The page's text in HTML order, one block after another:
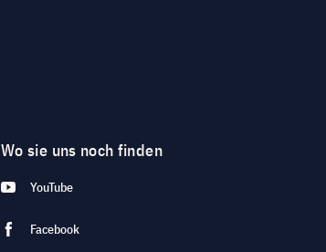
Wo sie uns noch finden
YouTube
Facebook